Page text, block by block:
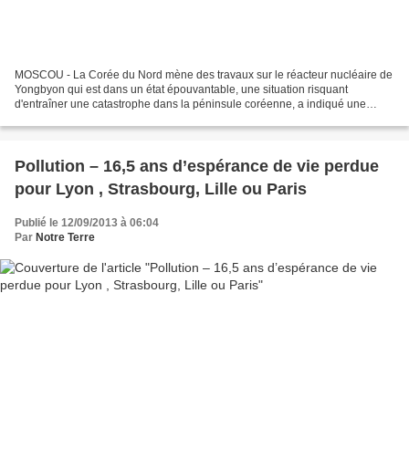
MOSCOU - La Corée du Nord mène des travaux sur le réacteur nucléaire de
Yongbyon qui est dans un état épouvantable, une situation risquant
d'entraîner une catastrophe dans la péninsule coréenne, a indiqué une
Pollution – 16,5 ans d’espérance de vie perdue
pour Lyon , Strasbourg, Lille ou Paris
Publié le 12/09/2013 à 06:04
Par Notre Terre